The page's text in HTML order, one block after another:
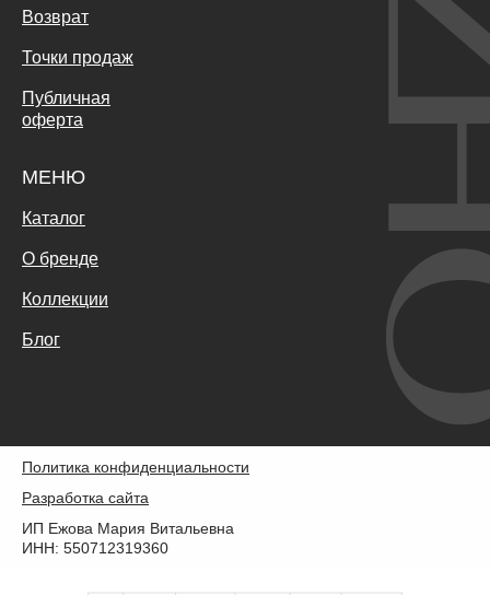
Возврат
Точки продаж
Публичная
оферта
МЕНЮ
Каталог
О бренде
Коллекции
Блог
Политика конфиденциальности
Разработка сайта
ИП Ежова Мария Витальевна
ИНН: 550712319360